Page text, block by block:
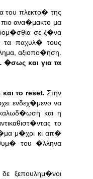
πλεκτο� της
ανα�μακτο μα
σε ξ�να
παχυλ� τους
αξιοπο�ηση.
και για τα
και το reset.Στην
ενδεχ�μενο να
και η
το
μ�χρι κι απ�
του �λληνα
ξεπουλημ�νοι